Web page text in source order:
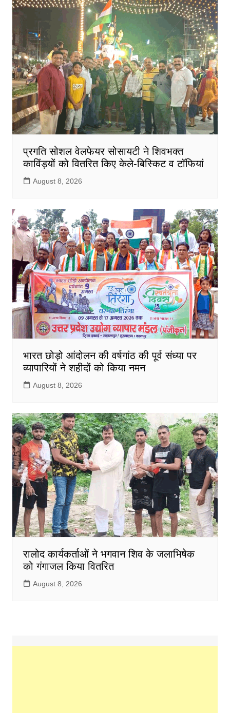
प्रगति सोशल वेलफेयर सोसायटी ने शिवभक्त
काविंड़यों को वितरित किए केले-बिस्किट व टॉफियां
August 8, 2026
भारत छोड़ो आंदोलन की वर्षगांठ की पूर्व संध्या पर
व्यापारियों ने शहीदों को किया नमन
August 8, 2026
रालोद कार्यकर्ताओं ने भगवान शिव के जलाभिषेक
को गंगाजल किया वितरित
August 8, 2026